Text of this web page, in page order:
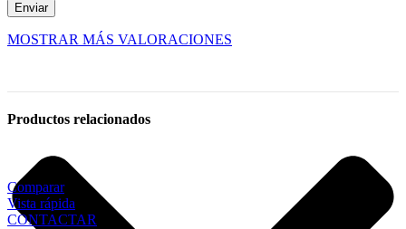
MOSTRAR MÁS VALORACIONES
Productos relacionados
Comparar
Vista rápida
CONTACTAR